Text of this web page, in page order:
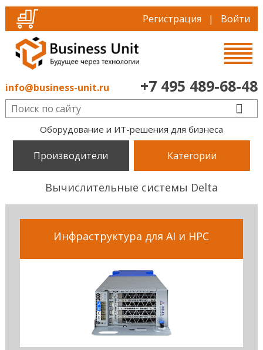
Регистрация | Войти
info@business-unit.ru +7 495 489-68-48
Оборудование и ИТ-решения для бизнеса
Производители Категории
Вычислительные системы Delta
Инфраструктура для AI и HPC